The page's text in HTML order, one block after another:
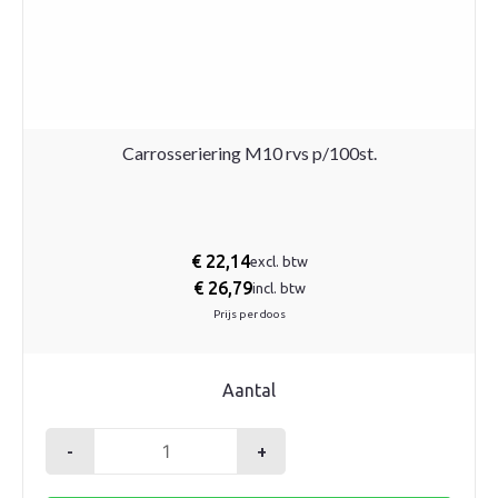
Carrosseriering M10 rvs p/100st.
€22,14excl. btw
€26,79incl. btw
Prijs per doos
Aantal
-
Carrosseriering
+